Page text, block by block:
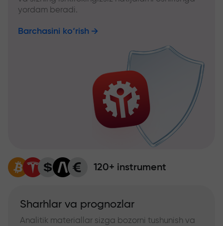
yordam beradi.
Barchasini ko‘rish
120+ instrument
Sharhlar va prognozlar
Analitik materiallar sizga bozorni tushunish va